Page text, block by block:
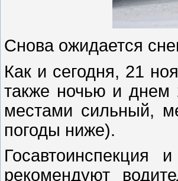
Снова ожидается
Как и сегодня, 21
также ночью и днем
местами сильный,
погоды ниже).
Госавтоинспекция
рекомендуют